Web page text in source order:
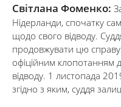
Світлана Фоменко:
Нідерланди, спочатку
щодо свого відводу.
продовжувати цю
офіційним клопотанням
відводу. 1 листопада
згідно з яким, суддя